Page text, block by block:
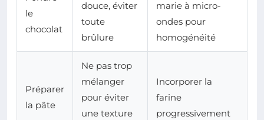
le
chocolat
douce, éviter
toute
brûlure
marie à micro-
ondes pour
homogénéité
Préparer
la pâte
Ne pas trop
mélanger
pour éviter
une texture
Incorporer la
farine
progressivement